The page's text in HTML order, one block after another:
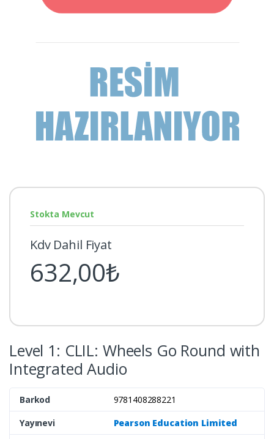
Level 1: CLIL: Wheels Go Round with
Integrated Audio
Barkod
9781408288221
Yayınevi
Pearson Education Limited
Stokta Mevcut
Kdv Dahil Fiyat
632,00₺